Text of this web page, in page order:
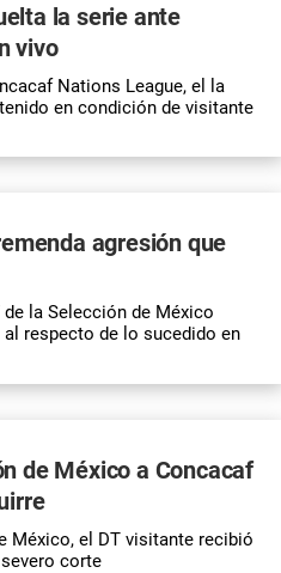
la serie ante
vivo
Nations League, el la
en condición de visitante
agresión que
la Selección de México
al respecto de lo sucedido en
de México a Concacaf
México, el DT visitante recibió
corte